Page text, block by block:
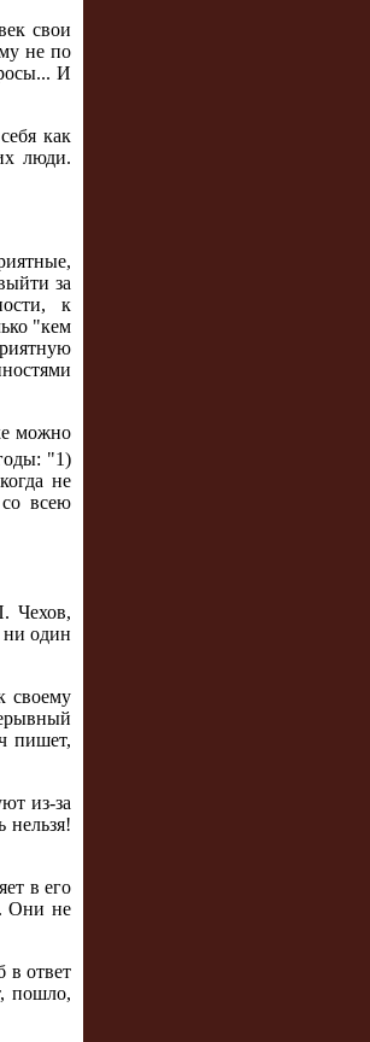
свои
не по
И
как
люди.
за
к
"кем
можно
"1)
не
со всею
Чехов,
ни один
своему
пишет,
из-за
нельзя!
в его
Они не
в ответ
пошло,